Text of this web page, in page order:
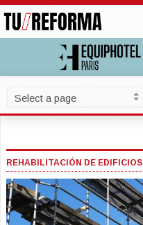
REHABILITACIÓN DE EDIFICIOS